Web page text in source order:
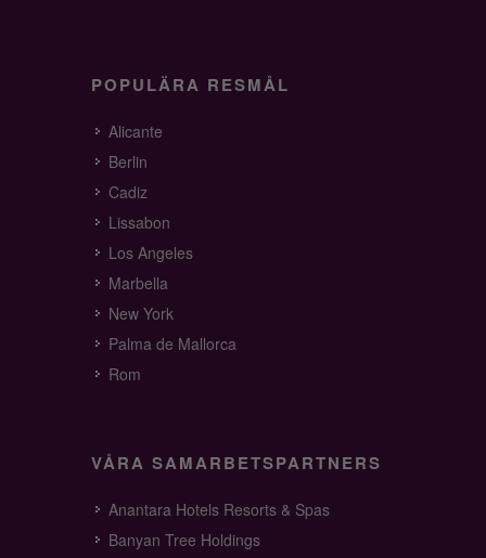
POPULÄRA RESMÅL
Alicante
Berlin
Cadiz
Lissabon
Los Angeles
Marbella
New York
Palma de Mallorca
Rom
VÅRA SAMARBETSPARTNERS
Anantara Hotels Resorts & Spas
Banyan Tree Holdings